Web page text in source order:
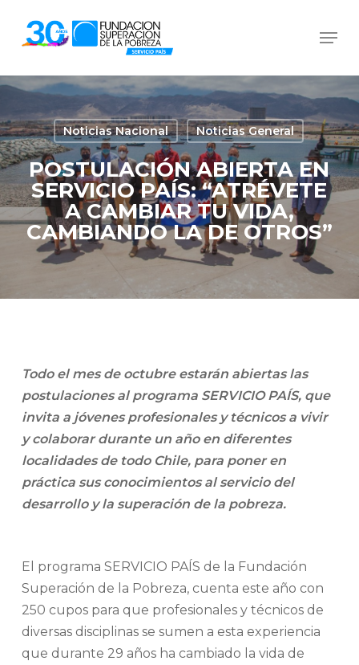
content
Noticias Nacional Noticias General
POSTULACIÓN ABIERTA EN
SERVICIO PAÍS: “ATRÉVETE
A CAMBIAR TU VIDA,
CAMBIANDO LA DE OTROS”
Todo el mes de octubre estarán abiertas las
postulaciones al programa SERVICIO PAÍS, que
invita a jóvenes profesionales y técnicos a vivir
y colaborar durante un año en diferentes
localidades de todo Chile, para poner en
práctica sus conocimientos al servicio del
desarrollo y la superación de la pobreza.
El programa SERVICIO PAÍS de la Fundación
Superación de la Pobreza, cuenta este año con
250 cupos para que profesionales y técnicos de
diversas disciplinas se sumen a esta experiencia
que durante 29 años ha cambiado la vida de
Menu